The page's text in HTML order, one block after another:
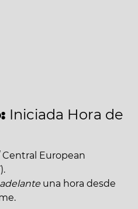
Iniciada Hora de
Central European
adelante una hora desde